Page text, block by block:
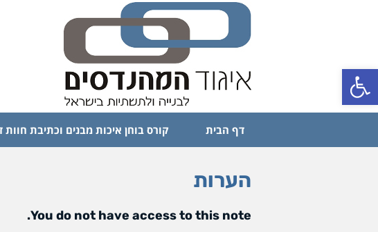
פתח סרגל נגישות
דף הבית קורס בוחן איכות מבנים וכתיבת חוות
הערות
You do not have access to this note.